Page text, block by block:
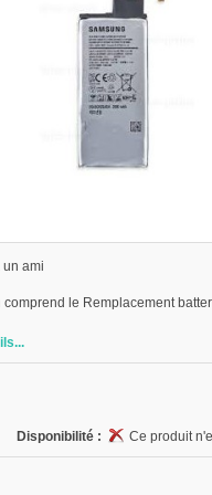
un ami
comprend le Remplacement
Disponibilité : Ce produit